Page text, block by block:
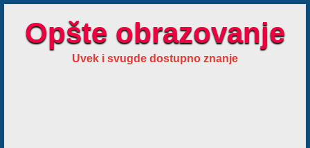
Opšte obrazovanje
Uvek i svugde dostupno znanje